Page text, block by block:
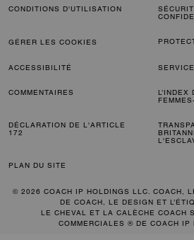
CONDITIONS D'UTILISATION
GÉRER LES COOKIES
ACCESSIBILITÉ
COMMENTAIRES
L’INDEX
DÉCLARATION DE L'ARTICLE
172
PLAN DU SITE
© 2026 COACH IP HOLDINGS LLC. COACH,
DE COACH, LE DESIGN ET
LE CHEVAL ET LA CALÈCHE COACH
COMMERCIALES ® DE COACH IP